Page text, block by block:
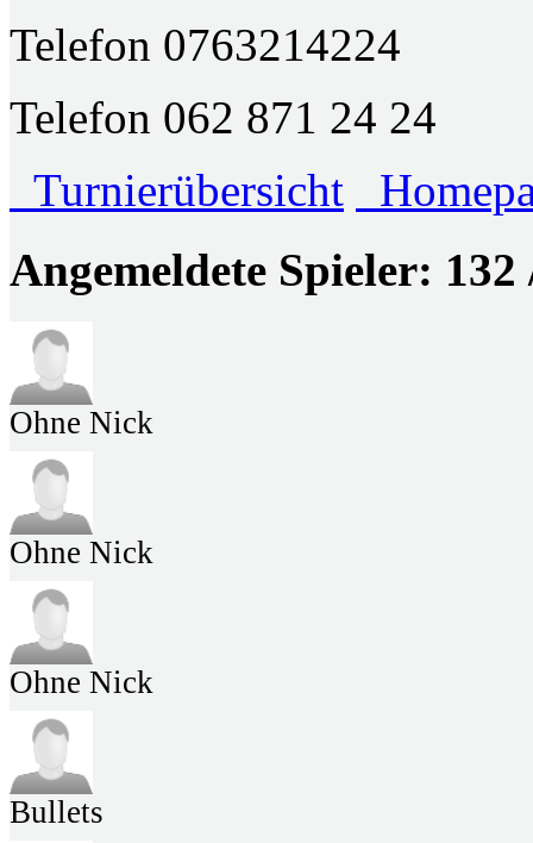
Telefon 0763214224
Telefon 062 871 24 24
Turnierübersicht
Angemeldete Spieler: 132
Ohne Nick
Ohne Nick
Ohne Nick
Bullets